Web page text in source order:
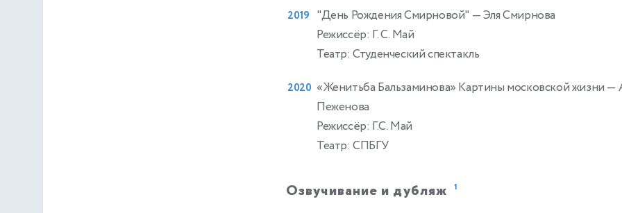
2019 "День Рождения Смирновой" — Эля Смирнова
Режиссёр: Г. С. Май
Театр: Студенческий спектакль
2020 «Женитьба Бальзаминова» Картины московской жизни —
Пеженова
Режиссёр: Г.С. Май
Театр: СПБГУ
Озвучивание и дубляж1